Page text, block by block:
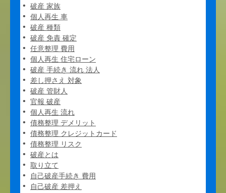
破産 家族
個人再生 車
破産 種類
破産 免責 確定
任意整理 費用
個人再生 住宅ローン
破産 手続き 流れ 法人
差し押さえ 対象
破産 管財人
官報 破産
個人再生 流れ
債務整理 デメリット
債務整理 クレジットカード
債務整理 リスク
破産とは
取り立て
自己破産手続き 費用
自己破産 差押え